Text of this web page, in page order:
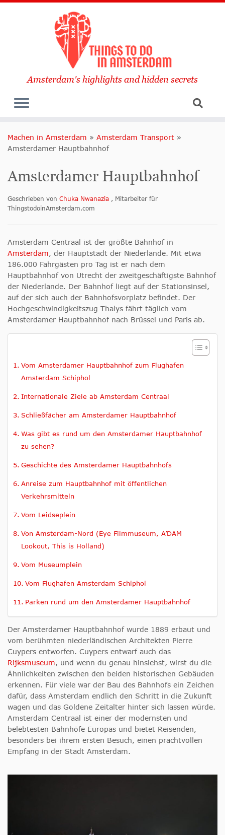
Amsterdam's highlights and hidden secrets
Machen in Amsterdam » Amsterdam Transport »
Amsterdamer Hauptbahnhof
Amsterdamer Hauptbahnhof
Geschrieben von Chuka Nwanazia , Mitarbeiter für
ThingstodoinAmsterdam.com
Amsterdam Centraal ist der größte Bahnhof in
Amsterdam, der Hauptstadt der Niederlande. Mit etwa
186.000 Fahrgästen pro Tag ist er nach dem
Hauptbahnhof von Utrecht der zweitgeschäftigste Bahnhof
der Niederlande. Der Bahnhof liegt auf der Stationsinsel,
auf der sich auch der Bahnhofsvorplatz befindet. Der
Hochgeschwindigkeitszug Thalys fährt täglich vom
Amsterdamer Hauptbahnhof nach Brüssel und Paris ab.
Vom Amsterdamer Hauptbahnhof zum Flughafen
Amsterdam Schiphol
Internationale Ziele ab Amsterdam Centraal
Schließfächer am Amsterdamer Hauptbahnhof
Was gibt es rund um den Amsterdamer Hauptbahnhof
zu sehen?
Geschichte des Amsterdamer Hauptbahnhofs
Anreise zum Hauptbahnhof mit öffentlichen
Verkehrsmitteln
Vom Leidseplein
Von Amsterdam-Nord (Eye Filmmuseum, A’DAM
Lookout, This is Holland)
Vom Museumplein
Vom Flughafen Amsterdam Schiphol
Parken rund um den Amsterdamer Hauptbahnhof
Der Amsterdamer Hauptbahnhof wurde 1889 erbaut und
vom berühmten niederländischen Architekten Pierre
Cuypers entworfen. Cuypers entwarf auch das
Rijksmuseum, und wenn du genau hinsiehst, wirst du die
Ähnlichkeiten zwischen den beiden historischen Gebäuden
erkennen. Für viele war der Bau des Bahnhofs ein Zeichen
dafür, dass Amsterdam endlich den Schritt in die Zukunft
wagen und das Goldene Zeitalter hinter sich lassen würde.
Amsterdam Centraal ist einer der modernsten und
belebtesten Bahnhöfe Europas und bietet Reisenden,
besonders bei ihrem ersten Besuch, einen prachtvollen
Empfang in der Stadt Amsterdam.